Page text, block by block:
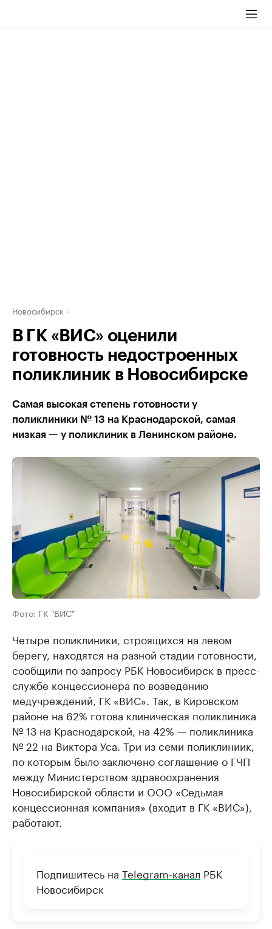
Новосибирск
В ГК «ВИС» оценили
готовность недостроенных
поликлиник в Новосибирске
Самая высокая степень готовности у
поликлиники № 13 на Краснодарской, самая
низкая — у поликлиник в Ленинском районе.
Фото: ГК "ВИС"
Четыре поликлиники, строящихся на левом
берегу, находятся на разной стадии готовности,
сообщили по запросу РБК Новосибирск в пресс-
службе концессионера по возведению
медучреждений, ГК «ВИС». Так, в Кировском
районе на 62% готова клиническая поликлиника
№ 13 на Краснодарской, на 42% — поликлиника
№ 22 на Виктора Уса. Три из семи поликлиниик,
по которым было заключено соглашение о ГЧП
между Министерством здравоохранения
Новосибирской области и ООО «Седьмая
концессионная компания» (входит в ГК «ВИС»),
работают.
Подпишитесь на Telegram-канал РБК
Новосибирск